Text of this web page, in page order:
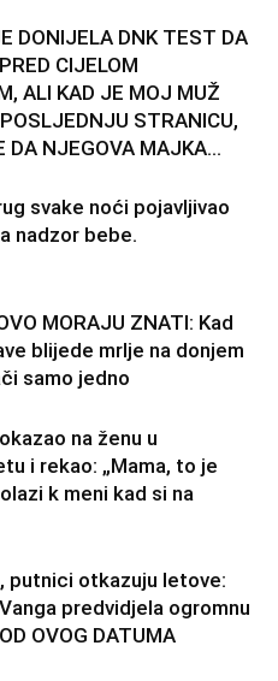
DONIJELA DNK TEST DA
CIJELOM
ALI KAD JE MOJ MUŽ
STRANICU,
DA NJEGOVA MAJKA...
svake noći pojavljivao
nadzor bebe.
MORAJU ZNATI: Kad
blijede mrlje na donjem
samo jedno
na ženu u
i rekao: „Mama, to je
k meni kad si na
putnici otkazuju letove:
predvidjela ogromnu
OVOG DATUMA